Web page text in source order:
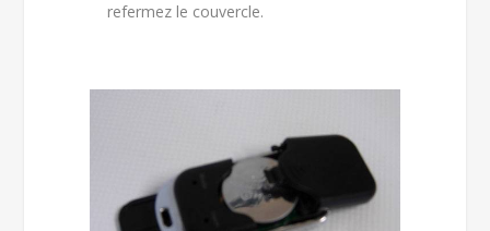
refermez le couvercle.